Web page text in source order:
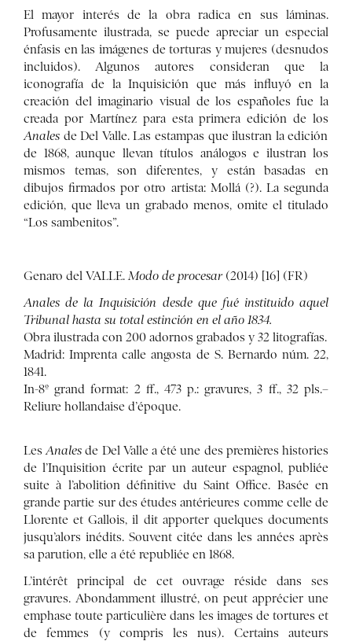
El mayor interés de la obra radica en sus láminas.
Profusamente ilustrada, se puede apreciar un especial
énfasis en las imágenes de torturas y mujeres (desnudos
incluidos). Algunos autores consideran que la
iconografía de la Inquisición que más influyó en la
creación del imaginario visual de los españoles fue la
creada por Martínez para esta primera edición de los
Anales de Del Valle. Las estampas que ilustran la edición
de 1868, aunque llevan títulos análogos e ilustran los
mismos temas, son diferentes, y están basadas en
dibujos firmados por otro artista: Mollá (?). La segunda
edición, que lleva un grabado menos, omite el titulado
“Los sambenitos”.
Genaro del VALLE. Modo de procesar(2014) [16] (FR)
Anales de la Inquisición desde que fué instituido aquel
Tribunal hasta su total estinción en el año 1834.
Obra ilustrada con 200 adornos grabados y 32 litografías.
Madrid: Imprenta calle angosta de S. Bernardo núm. 22,
1841.
In-8º grand format: 2 ff., 473 p.: gravures, 3 ff., 32 pls.–
Reliure hollandaise d’époque.
LesAnales de Del Valle a été une des premières histories
de l’Inquisition écrite par un auteur espagnol, publiée
suite à l’abolition définitive du Saint Office. Basée en
grande partie sur des études antérieures comme celle de
Llorente et Gallois, il dit apporter quelques documents
jusqu’alors inédits. Souvent citée dans les années après
sa parution, elle a été republiée en 1868.
L’intérêt principal de cet ouvrage réside dans ses
gravures. Abondamment illustré, on peut apprécier une
emphase toute particulière dans les images de tortures et
de femmes (y compris les nus). Certains auteurs